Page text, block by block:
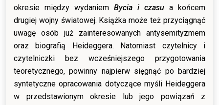
okresie między wydaniem Bycia i czasu a końcem
drugiej wojny światowej. Książka może też przyciągnąć
uwagę osób już zainteresowanych antysemityzmem
oraz biografią Heideggera. Natomiast czytelnicy i
czytelniczki bez wcześniejszego przygotowania
teoretycznego, powinny najpierw sięgnąć po bardziej
syntetyczne opracowania dotyczące myśli Heideggera
w przedstawionym okresie lub jego powiązań z